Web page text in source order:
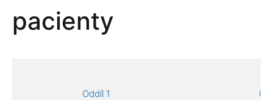
pacienty
Oddíl 1